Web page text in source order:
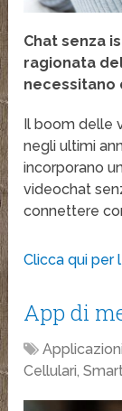
Chat senza
ragionata
necessitano
Il boom delle
negli ultimi
incorporano
videochat
connettere
Clicca qui per
App di
Cellulari,